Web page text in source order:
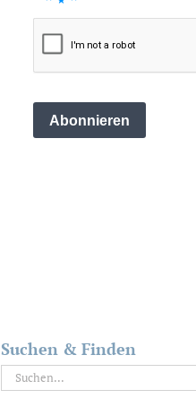
Suchen & Finden
Suche
nach: